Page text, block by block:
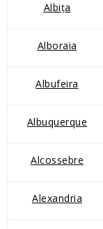
Albița
Alboraia
Albufeira
Albuquerque
Alcossebre
Alexandria